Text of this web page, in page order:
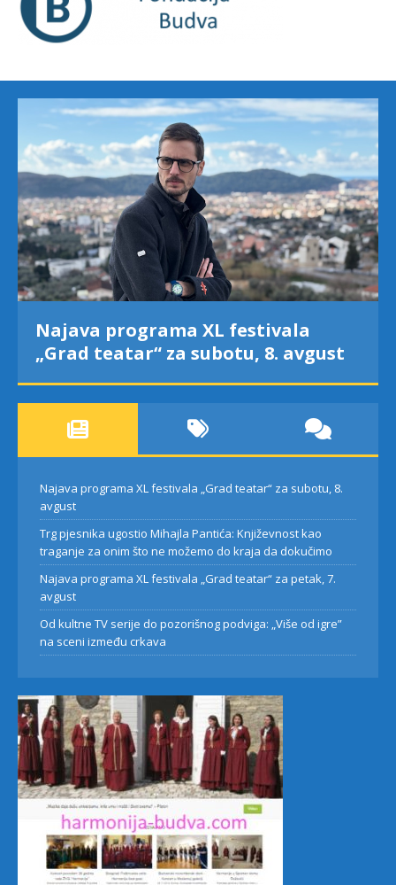
Najava programa XL festivala
„Grad teatar“ za subotu, 8. avgust
Najava programa XL festivala „Grad teatar“ za subotu, 8.
avgust
Trg pjesnika ugostio Mihajla Pantića: Književnost kao
traganje za onim što ne možemo do kraja da dokučimo
Najava programa XL festivala „Grad teatar“ za petak, 7.
avgust
Od kultne TV serije do pozorišnog podviga: „Više od igre”
na sceni između crkava